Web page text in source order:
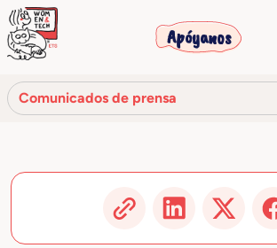
Apóyanos
Comunicados de prensa